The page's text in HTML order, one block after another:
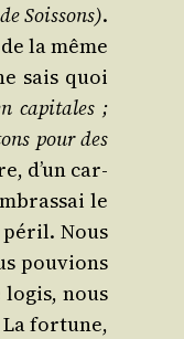
Sois­sons).
la même
sais quoi
capi­tales ;
pour des
d’un car­
le
Nous
pou­vions
nous
for­tune,